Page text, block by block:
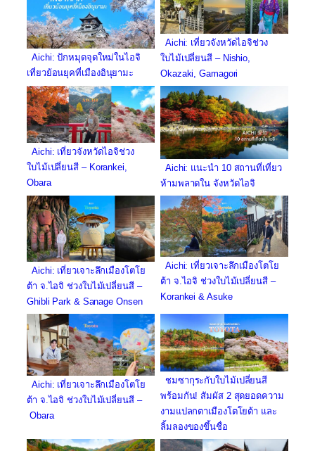
Aichi: ปักหมุดจุดใหม่ในไอจิ
เที่ยวย้อนยุคที่เมืองอินุยามะ
Aichi: เที่ยวจังหวัดไอจิช่วง
ใบไม้เปลี่ยนสี – Nishio,
Okazaki, Gamagori
Aichi: เที่ยวจังหวัดไอจิช่วง
ใบไม้เปลี่ยนสี – Korankei,
Obara
Aichi: แนะนำ 10 สถานที่เที่ยว
ห้ามพลาดใน จังหวัดไอจิ
Aichi: เที่ยวเจาะลึกเมืองโตโย
ต้า จ.ไอจิ ช่วงใบไม้เปลี่ยนสี –
Ghibli Park & Sanage Onsen
Aichi: เที่ยวเจาะลึกเมืองโตโย
ต้า จ.ไอจิ ช่วงใบไม้เปลี่ยนสี –
Korankei & Asuke
Aichi: เที่ยวเจาะลึกเมืองโตโย
ต้า จ.ไอจิ ช่วงใบไม้เปลี่ยนสี –
Obara
ชมซากุระกับใบไม้เปลี่ยนสี
พร้อมกัน! สัมผัส 2 สุดยอดความ
งามแปลกตาเมืองโตโยต้า และ
ลิ้มลองของขึ้นชื่อ